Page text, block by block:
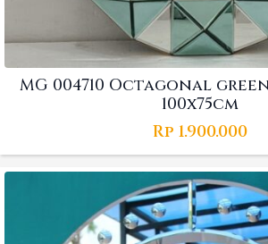
MG 004710 Octagonal
100x75cm
Rp 1.900.000